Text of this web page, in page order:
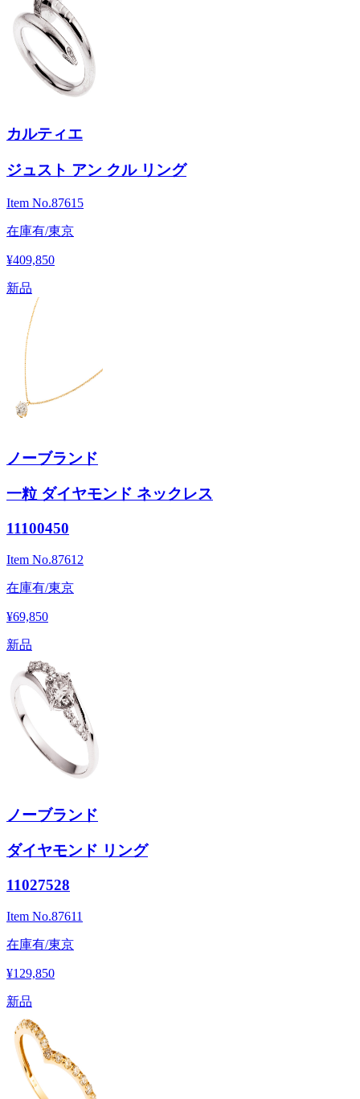
カルティエ
ジュスト アン クル リング
Item No.87615
在庫有/東京
¥409,850
新品
ノーブランド
一粒 ダイヤモンド ネックレス
11100450
Item No.87612
在庫有/東京
¥69,850
新品
ノーブランド
ダイヤモンド リング
11027528
Item No.87611
在庫有/東京
¥129,850
新品